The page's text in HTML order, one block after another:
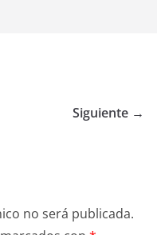
Siguiente →
no será publicada.